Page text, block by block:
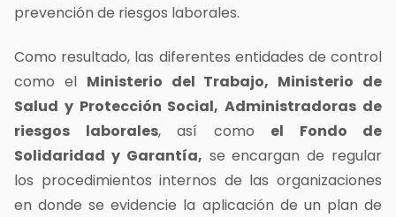
prevención de riesgos laborales.
Como resultado, las diferentes entidades de control
como el Ministerio del Trabajo, Ministerio de
Salud y Protección Social, Administradoras de
riesgos laborales, así como el Fondo de
Solidaridad y Garantía, se encargan de regular
los procedimientos internos de las organizaciones
en donde se evidencie la aplicación de un plan de